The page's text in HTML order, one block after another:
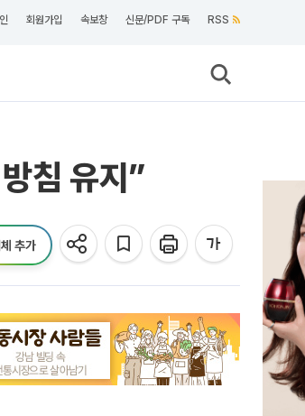
회원가입 속보창 신문/PDF 구독 RSS
침 유지”
추가